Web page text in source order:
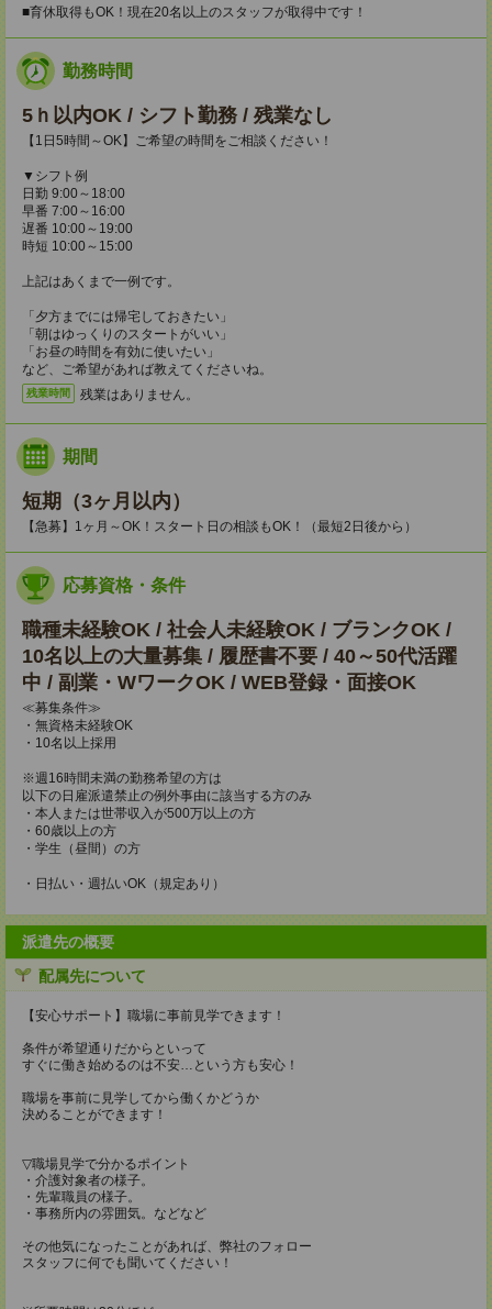
■育休取得もOK！現在20名以上のスタッフが取得中です！
勤務時間
5ｈ以内OK / シフト勤務 / 残業なし
【1日5時間～OK】ご希望の時間をご相談ください！
▼シフト例
日勤 9:00～18:00
早番 7:00～16:00
遅番 10:00～19:00
時短 10:00～15:00
上記はあくまで一例です。
「夕方までには帰宅しておきたい」
「朝はゆっくりのスタートがいい」
「お昼の時間を有効に使いたい」
など、ご希望があれば教えてくださいね。
残業時間 残業はありません。
期間
短期（3ヶ月以内）
【急募】1ヶ月～OK！スタート日の相談もOK！（最短2日後から）
応募資格・条件
職種未経験OK / 社会人未経験OK / ブランクOK /
10名以上の大量募集 / 履歴書不要 / 40～50代活躍
中 / 副業・WワークOK / WEB登録・面接OK
≪募集条件≫
・無資格未経験OK
・10名以上採用
※週16時間未満の勤務希望の方は
以下の日雇派遣禁止の例外事由に該当する方のみ
・本人または世帯収入が500万以上の方
・60歳以上の方
・学生（昼間）の方
・日払い・週払いOK（規定あり）
派遣先の概要
配属先について
【安心サポート】職場に事前見学できます！
条件が希望通りだからといって
すぐに働き始めるのは不安…という方も安心！
職場を事前に見学してから働くかどうか
決めることができます！
▽職場見学で分かるポイント
・介護対象者の様子。
・先輩職員の様子。
・事務所内の雰囲気。などなど
その他気になったことがあれば、弊社のフォロー
スタッフに何でも聞いてください！